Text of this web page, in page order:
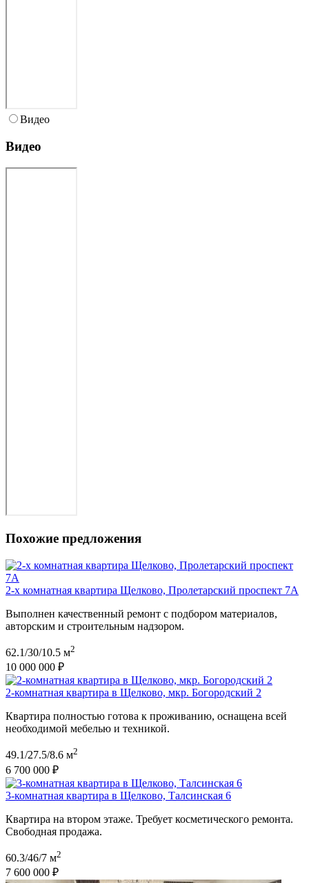
Видео
Видео
Похожие предложения
2-х комнатная квартира Щелково, Пролетарский проспект 7А
Выполнен качественный ремонт с подбором материалов,
авторским и строительным надзором.
62.1/30/10.5 м2
10 000 000 ₽
2-комнатная квартира в Щелково, мкр. Богородский 2
Квартира полностью готова к проживанию, оснащена всей
необходимой мебелью и техникой.
49.1/27.5/8.6 м2
6 700 000 ₽
3-комнатная квартира в Щелково, Талсинская 6
Квартира на втором этаже. Требует косметического ремонта.
Свободная продажа.
60.3/46/7 м2
7 600 000 ₽